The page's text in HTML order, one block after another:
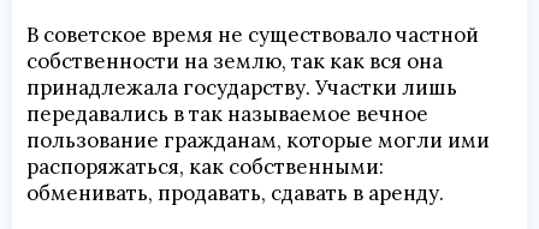
В советское время не существовало частной
собственности на землю, так как вся она
принадлежала государству. Участки лишь
передавались в так называемое вечное
пользование гражданам, которые могли ими
распоряжаться, как собственными:
обменивать, продавать, сдавать в аренду.